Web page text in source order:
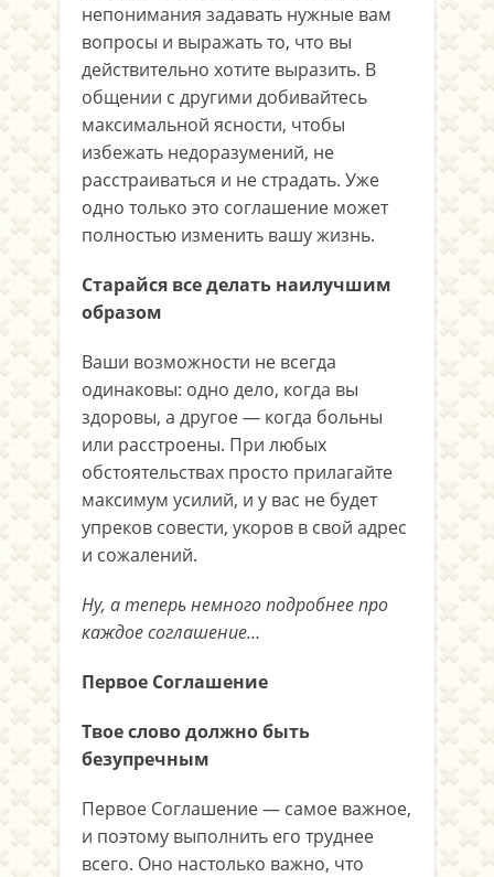
непонимания задавать нужные вам
вопросы и выражать то, что вы
действительно хотите выразить. В
общении с другими добивайтесь
максимальной ясности, чтобы
избежать недоразумений, не
расстраиваться и не страдать. Уже
одно только это соглашение может
полностью изменить вашу жизнь.
Старайся все делать наилучшим
образом
Ваши возможности не всегда
одинаковы: одно дело, когда вы
здоровы, а другое — когда больны
или расстроены. При любых
обстоятельствах просто прилагайте
максимум усилий, и у вас не будет
упреков совести, укоров в свой адрес
и сожалений.
Ну, а теперь немного подробнее про
каждое соглашение…
Первое Соглашение
Твое слово должно быть
безупречным
Первое Соглашение — самое важное,
и поэтому выполнить его труднее
всего. Оно настолько важно, что